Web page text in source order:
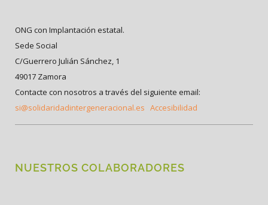
ONG con Implantación estatal.
Sede Social
C/Guerrero Julián Sánchez, 1
49017 Zamora
Contacte con nosotros a través del siguiente email:
si@solidaridadintergeneracional.es Accesibilidad
NUESTROS COLABORADORES